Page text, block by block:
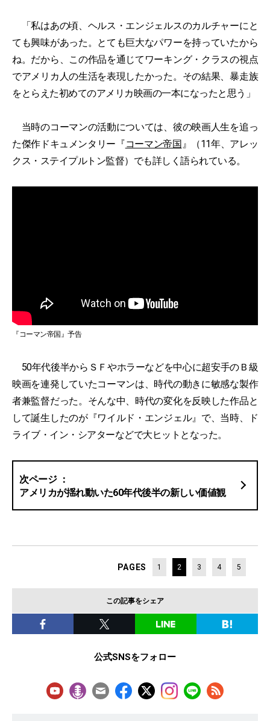
「私はあの頃、ヘルス・エンジェルスのカルチャーにと
ても興味があった。とても巨大なパワーを持っていたから
ね。だから、この作品を通じてワーキング・クラスの視点
でアメリカ人の生活を表現したかった。その結果、暴走族
をとらえた初めてのアメリカ映画の一本になったと思う」
当時のコーマンの活動については、彼の映画人生を追っ
た傑作ドキュメンタリー『コーマン帝国 』（11年、アレッ
クス・ステイプルトン監督）でも詳しく語られている。
『コーマン帝国』予告
50年代後半からＳＦやホラーなどを中心に超安手のＢ級
映画を連発していたコーマンは、時代の動きに敏感な製作
者兼監督だった。そんな中、時代の変化を反映した作品と
して誕生したのが『ワイルド・エンジェル』で、当時、ド
ライブ・イン・シアターなどで大ヒットとなった。
アメリカが揺れ動いた60年代後半の新しい価値観
PAGES 1 2 3 4 5
この記事をシェア
公式SNSをフォロー